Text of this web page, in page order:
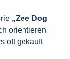
„Zee Dog
orientieren,
oft gekauft